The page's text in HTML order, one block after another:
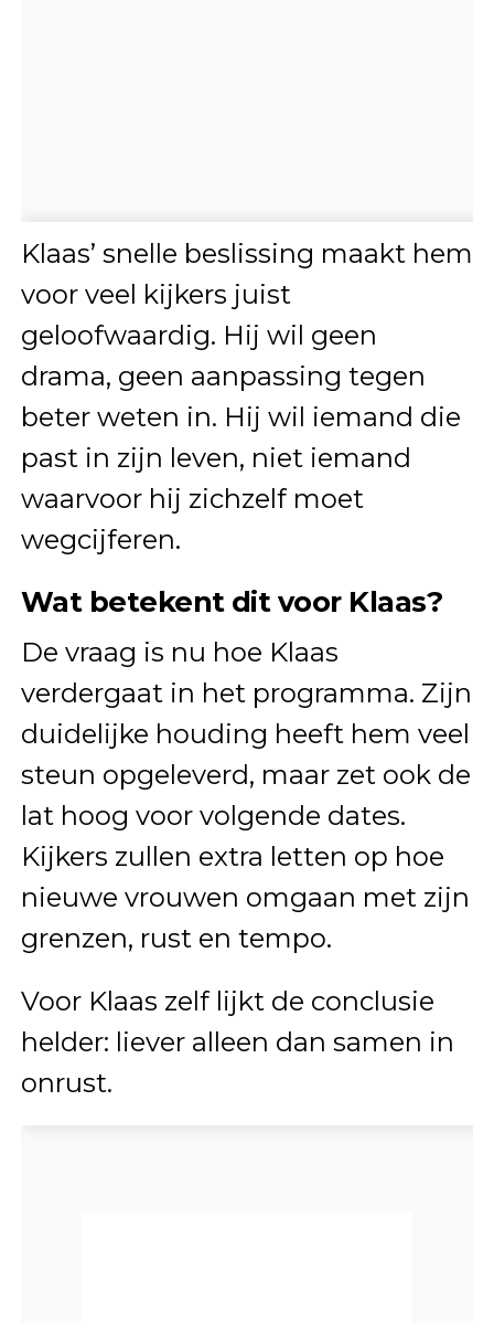
Klaas’ snelle beslissing maakt hem
voor veel kijkers juist
geloofwaardig. Hij wil geen
drama, geen aanpassing tegen
beter weten in. Hij wil iemand die
past in zijn leven, niet iemand
waarvoor hij zichzelf moet
wegcijferen.
Wat betekent dit voor Klaas?
De vraag is nu hoe Klaas
verdergaat in het programma. Zijn
duidelijke houding heeft hem veel
steun opgeleverd, maar zet ook de
lat hoog voor volgende dates.
Kijkers zullen extra letten op hoe
nieuwe vrouwen omgaan met zijn
grenzen, rust en tempo.
Voor Klaas zelf lijkt de conclusie
helder: liever alleen dan samen in
onrust.